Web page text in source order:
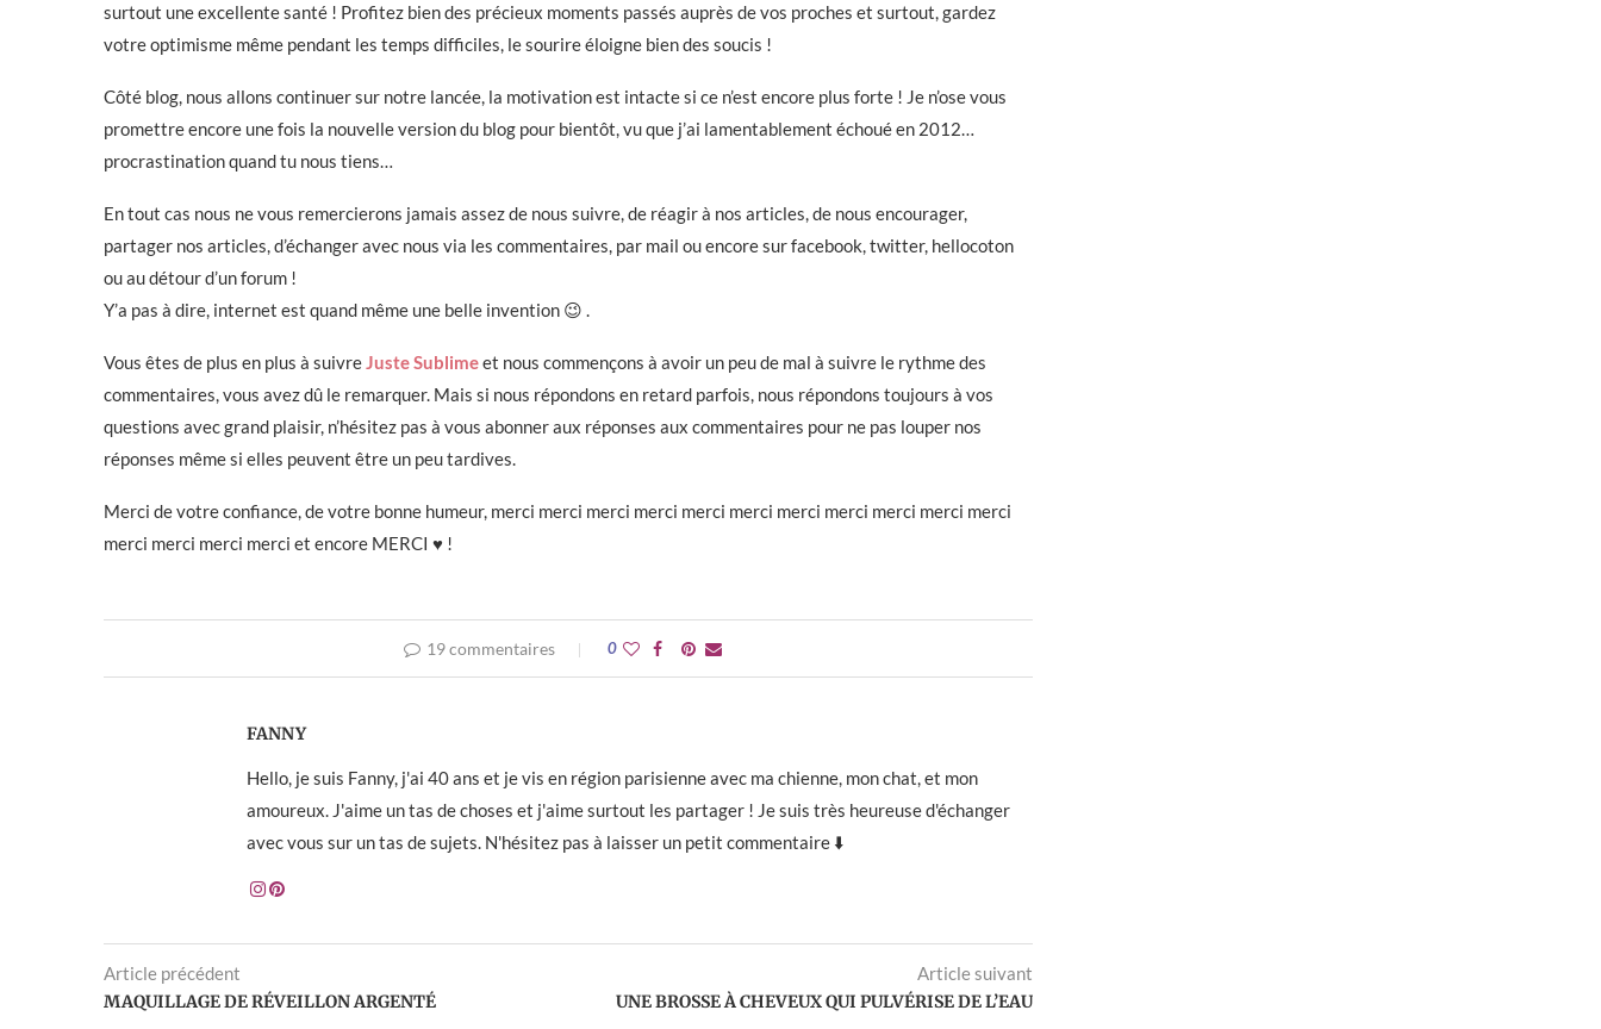
surtout une excellente santé ! Profitez bien des précieux moments passés auprès de vos proches et surtout, gardez
votre optimisme même pendant les temps difficiles, le sourire éloigne bien des soucis !
Côté blog, nous allons continuer sur notre lancée, la motivation est intacte si ce n’est encore plus forte ! Je n’ose vous
promettre encore une fois la nouvelle version du blog pour bientôt, vu que j’ai lamentablement échoué en 2012…
procrastination quand tu nous tiens…
En tout cas nous ne vous remercierons jamais assez de nous suivre, de réagir à nos articles, de nous encourager,
partager nos articles, d’échanger avec nous via les commentaires, par mail ou encore sur facebook, twitter, hellocoton
ou au détour d’un forum !
Y’a pas à dire, internet est quand même une belle invention 😉 .
Vous êtes de plus en plus à suivreJuste Sublimeet nous commençons à avoir un peu de mal à suivre le rythme des
commentaires, vous avez dû le remarquer. Mais si nous répondons en retard parfois, nous répondons toujours à vos
questions avec grand plaisir, n’hésitez pas à vous abonner aux réponses aux commentaires pour ne pas louper nos
réponses même si elles peuvent être un peu tardives.
Merci de votre confiance, de votre bonne humeur, merci merci merci merci merci merci merci merci merci merci merci
merci merci merci merci et encore MERCI ♥ !
19 commentaires 0
FANNY
Hello, je suis Fanny, j'ai 40 ans et je vis en région parisienne avec ma chienne, mon chat, et mon
amoureux. J'aime un tas de choses et j'aime surtout les partager ! Je suis très heureuse d'échanger
avec vous sur un tas de sujets. N'hésitez pas à laisser un petit commentaire ⬇️
Article précédent
MAQUILLAGE DE RÉVEILLON ARGENTÉ
Article suivant
UNE BROSSE À CHEVEUX QUI PULVÉRISE DE L’EAU